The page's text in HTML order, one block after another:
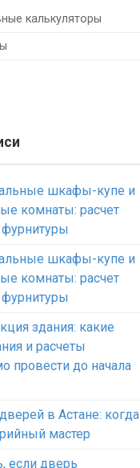
калькуляторы
шкафы-купе и
комнаты: расчет
шкафы-купе и
комнаты: расчет
здания: какие
и расчеты
провести до начала
в Астане: когда
мастер
если дверь